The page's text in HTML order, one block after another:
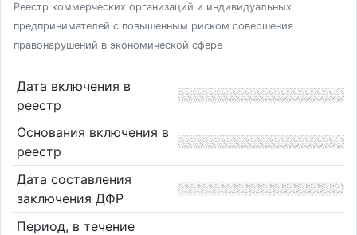
Реестр коммерческих организаций и индивидуальных
предпринимателей с повышенным риском совершения
правонарушений в экономической сфере
Дата включения в
реестр
Основания включения в
реестр
Дата составления
заключения ДФР
Период, в течение